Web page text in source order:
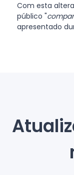
Com esta
público "
apresentado